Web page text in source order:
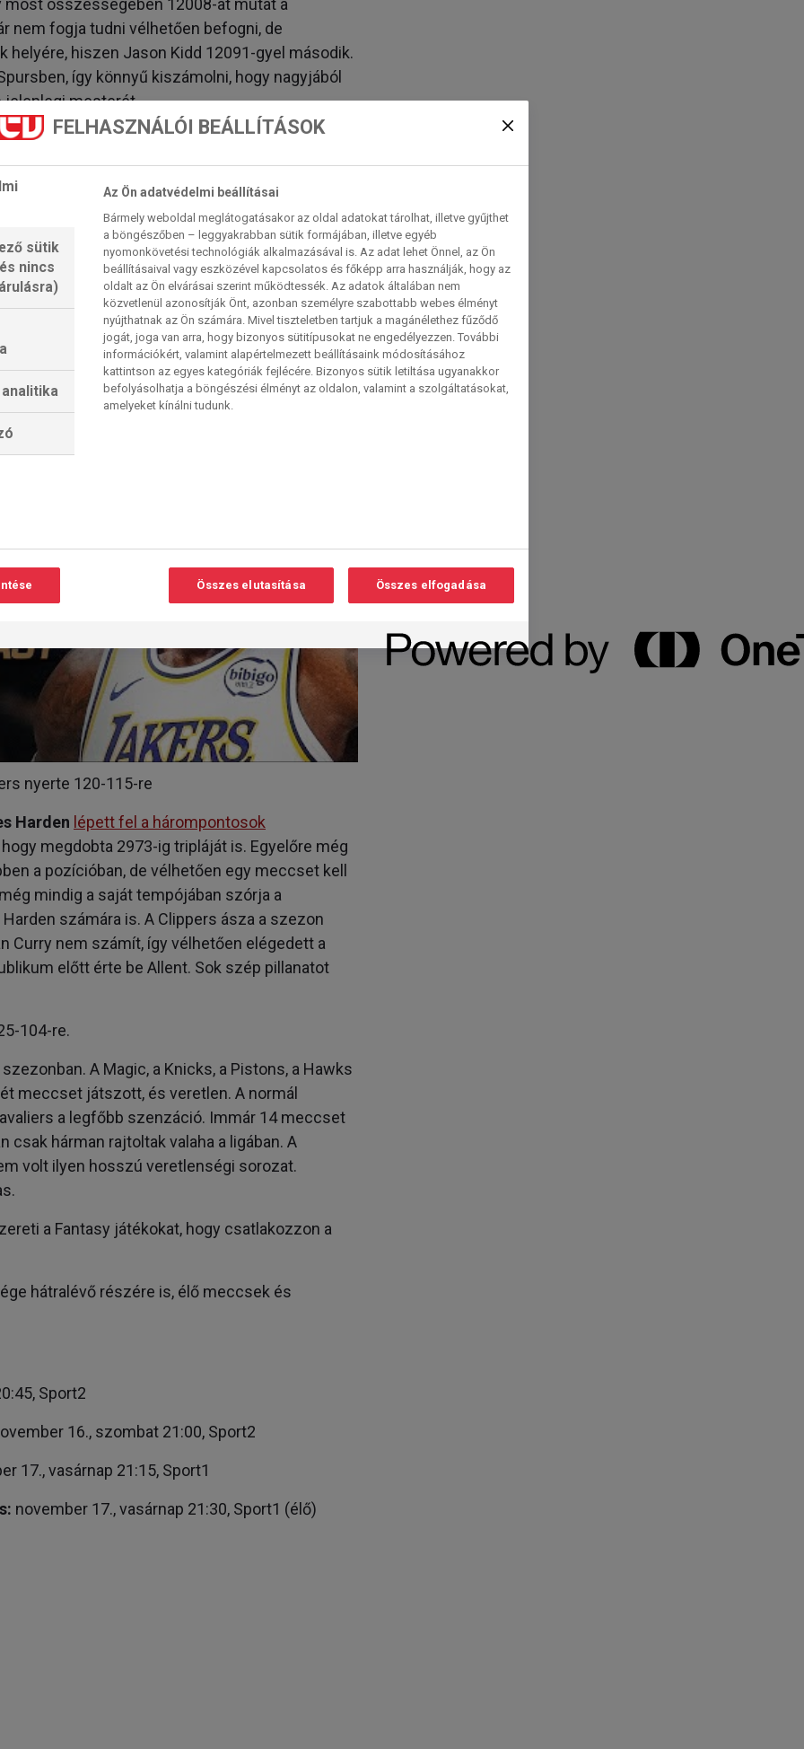
most összességében 12008-at mutat a
nem fogja tudni vélhetően befogni, de
helyére, hiszen Jason Kidd 12091-gyel második.
így könnyű kiszámolni, hogy nagyjából
jelenlegi mesterét.
Jamesviszont befogta John Stocktont. Ez
immár holtversenyben ötödik a Jazz
Robert Parish (1611), Kareem Abdul-Jabbar
(1522) előzi meg. Bőven van rá esély, hogy
helyére lépjen. Egyébként a Király tripla-
során először csinált ilyen hosszú
Johnsonnak és Russell Westbrooknak jött
csak két játékos ért el eddig tripla-duplát az
a legidősebb. akinek ez összejött; 40 éves és
nyerte 120-115-re
Harden lépett fel a hárompontosok
hogy megdobta 2973-ig tripláját is. Egyelőre még
a pozícióban, de vélhetően egy meccset kell
mindig a saját tempójában szórja a
számára is. A Clippers ásza a szezon
Curry nem számít, így vélhetően elégedett a
előtt érte be Allent. Sok szép pillanatot
104-re.
A Magic, a Knicks, a Pistons, a Hawks
meccset játszott, és veretlen. A normál
a legfőbb szenzáció. Immár 14 meccset
csak hárman rajtoltak valaha a ligában. A
volt ilyen hosszú veretlenségi sorozat.
a Fantasy játékokat, hogy csatlakozzon a
hátralévő részére is, élő meccsek és
Sport2
16., szombat 21:00, Sport2
17., vasárnap 21:15, Sport1
november 17., vasárnap 21:30, Sport1 (élő)
FELHASZNÁLÓI BEÁLLÍTÁSOK
sütik
nincs
Az Ön adatvédelmi beállításai
Bármely weboldal meglátogatásakor az oldal adatokat tárolhat, illetve gyűjthet
a böngészőben – leggyakrabban sütik formájában, illetve egyéb
nyomonkövetési technológiák alkalmazásával is. Az adat lehet Önnel, az Ön
beállításaival vagy eszközével kapcsolatos és főképp arra használják, hogy az
oldalt az Ön elvárásai szerint működtessék. Az adatok általában nem
közvetlenül azonosítják Önt, azonban személyre szabottabb webes élményt
nyújthatnak az Ön számára. Mivel tiszteletben tartjuk a magánélethez fűződő
jogát, joga van arra, hogy bizonyos sütitípusokat ne engedélyezzen. További
információkért, valamint alapértelmezett beállításaink módosításához
kattintson az egyes kategóriák fejlécére. Bizonyos sütik letiltása ugyanakkor
befolyásolhatja a böngészési élményt az oldalon, valamint a szolgáltatásokat,
amelyeket kínálni tudunk.
Összes elutasítása Összes elfogadása